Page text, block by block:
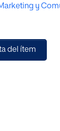
la
A
del sector
existentes.
y
del ítem